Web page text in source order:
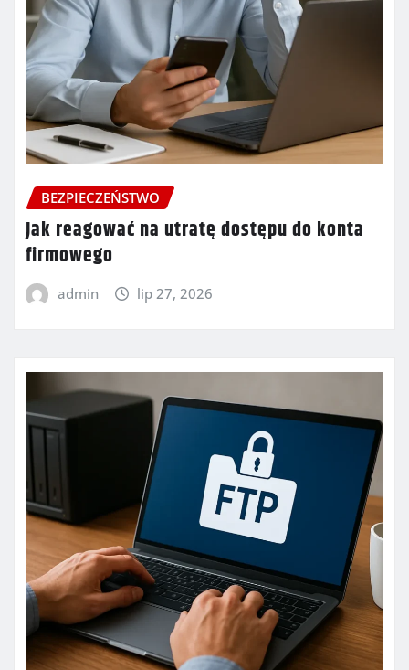
BEZPIECZEŃSTWO
Jak reagować na utratę dostępu do konta
firmowego
admin lip 27, 2026